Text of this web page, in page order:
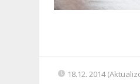
18.12. 2014